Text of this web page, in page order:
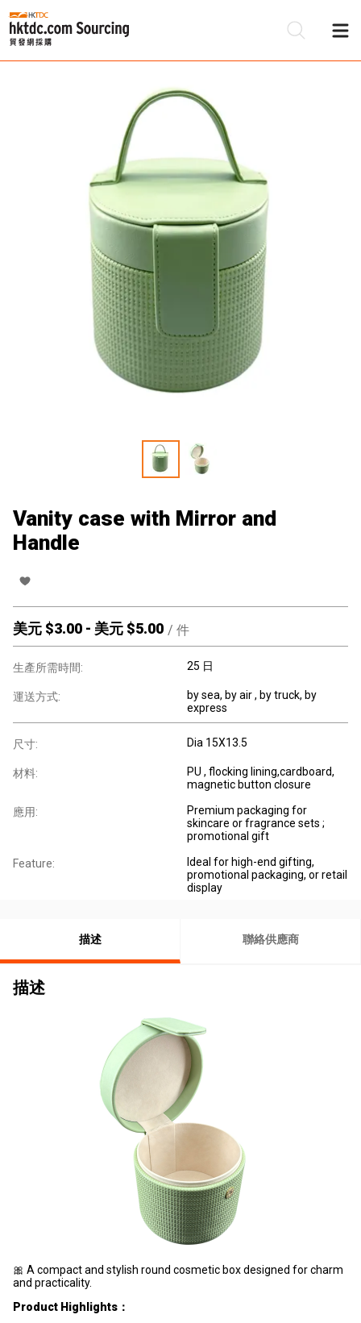
Vanity case with Mirror and
Handle
美元 $3.00 - 美元 $5.00 / 件
生產所需時間: 25 日
運送方式:
by sea, by air , by truck, by
express
尺寸: Dia 15X13.5
材料:
PU , flocking lining,cardboard,
magnetic button closure
應用:
Premium packaging for
skincare or fragrance sets ;
promotional gift
Feature:
Ideal for high-end gifting,
promotional packaging, or retail
display
描述 聯絡供應商
描述
🎀 A compact and stylish round cosmetic box designed for charm
and practicality.
Product Highlights：